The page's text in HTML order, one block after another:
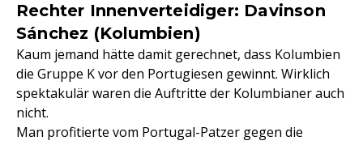
Rechter Innenverteidiger: Davinson
Sánchez (Kolumbien)
Kaum jemand hätte damit gerechnet, dass Kolumbien
die Gruppe K vor den Portugiesen gewinnt. Wirklich
spektakulär waren die Auftritte der Kolumbianer auch
nicht.
Man profitierte vom Portugal-Patzer gegen die